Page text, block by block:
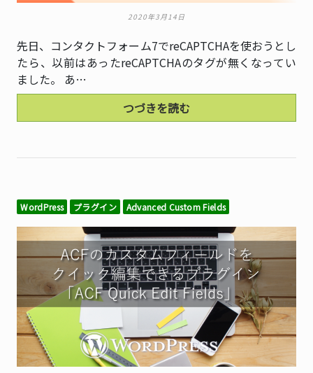
2020年3月14日
先日、コンタクトフォーム7でreCAPTCHAを使おうとし
たら、以前はあったreCAPTCHAのタグが無くなってい
ました。 あ…
つづきを読む
WordPress プラグイン Advanced Custom Fields